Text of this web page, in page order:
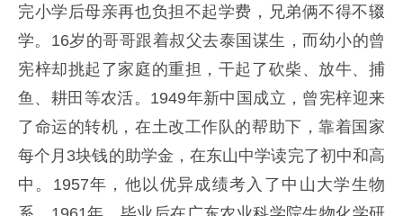
完小学后母亲再也负担不起学费，兄弟俩不得不辍
学。16岁的哥哥跟着叔父去泰国谋生，而幼小的曾
宪梓却挑起了家庭的重担，干起了砍柴、放牛、捕
鱼、耕田等农活。1949年新中国成立，曾宪梓迎来
了命运的转机，在土改工作队的帮助下，靠着国家
每个月3块钱的助学金，在东山中学读完了初中和高
中。1957年，他以优异成绩考入了中山大学生物